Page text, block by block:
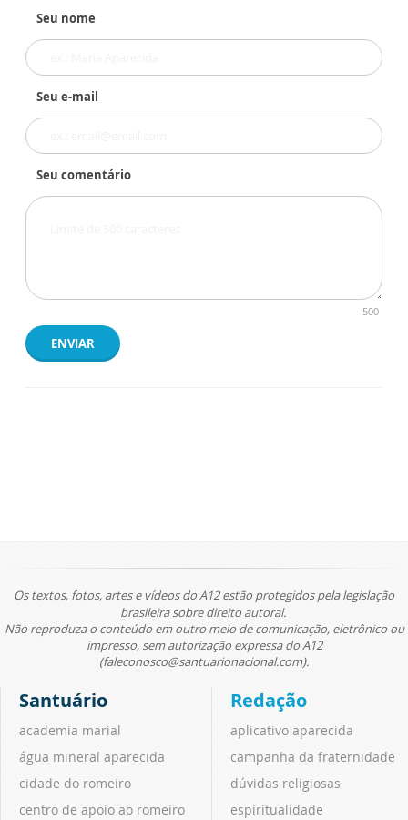
Seu nome
Seu e-mail
Seu comentário
500
ENVIAR
Os textos, fotos, artes e vídeos do A12 estão protegidos pela legislação
brasileira sobre direito autoral.
Não reproduza o conteúdo em outro meio de comunicação, eletrônico ou
impresso, sem autorização expressa do A12
(faleconosco@santuarionacional.com).
Santuário
academia marial
água mineral aparecida
cidade do romeiro
centro de apoio ao romeiro
Redação
aplicativo aparecida
campanha da fraternidade
dúvidas religiosas
espiritualidade